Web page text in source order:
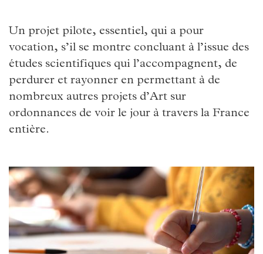
Un projet pilote, essentiel, qui a pour
vocation, s’il se montre concluant à l’issue des
études scientifiques qui l’accompagnent, de
perdurer et rayonner en permettant à de
nombreux autres projets d’Art sur
ordonnances de voir le jour à travers la France
entière.